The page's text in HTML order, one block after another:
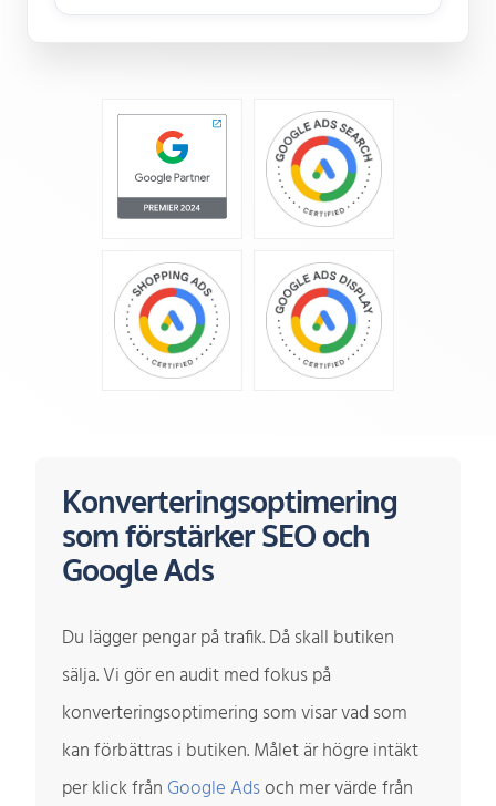
Konverteringsoptimering
som förstärker SEO och
Google Ads
Du lägger pengar på trafik. Då skall butiken
sälja. Vi gör en audit med fokus på
konverteringsoptimering som visar vad som
kan förbättras i butiken. Målet är högre intäkt
per klick från Google Adsoch mer värde från